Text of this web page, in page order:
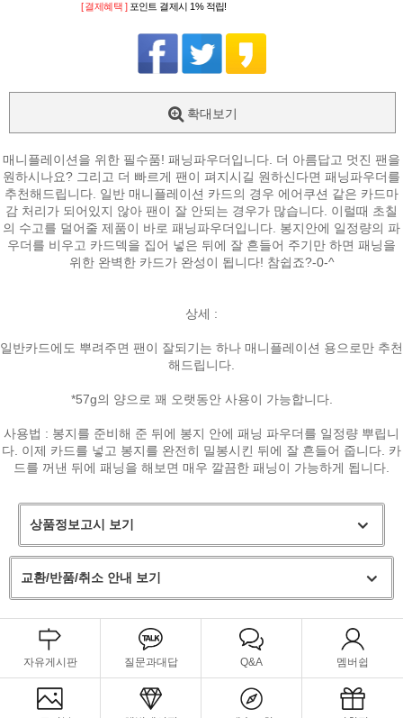
페이코 ID로
[ 결제혜택 ] 포인트 결제시 1% 적립!
확대보기
매니플레이션을 위한 필수품! 패닝파우더입니다. 더 아름답고 멋진 팬을
원하시나요? 그리고 더 빠르게 팬이 펴지시길 원하신다면 패닝파우더를
추천해드립니다. 일반 매니플레이션 카드의 경우 에어쿠션 같은 카드마
감 처리가 되어있지 않아 팬이 잘 안되는 경우가 많습니다. 이럴때 초칠
의 수고를 덜어줄 제품이 바로 패닝파우더입니다. 봉지안에 일정량의 파
우더를 비우고 카드덱을 집어 넣은 뒤에 잘 흔들어 주기만 하면 패닝을
위한 완벽한 카드가 완성이 됩니다! 참쉽죠?-0-^
상세 :
일반카드에도 뿌려주면 팬이 잘되기는 하나 매니플레이션 용으로만 추천
해드립니다.
*57g의 양으로 꽤 오랫동안 사용이 가능합니다.
사용법 : 봉지를 준비해 준 뒤에 봉지 안에 패닝 파우더를 일정량 뿌립니
다. 이제 카드를 넣고 봉지를 완전히 밀봉시킨 뒤에 잘 흔들어 줍니다. 카
드를 꺼낸 뒤에 패닝을 해보면 매우 깔끔한 패닝이 가능하게 됩니다.
상품정보고시 보기
교환/반품/취소 안내 보기
자유게시판 질문과대답 Q&A 멤버쉽